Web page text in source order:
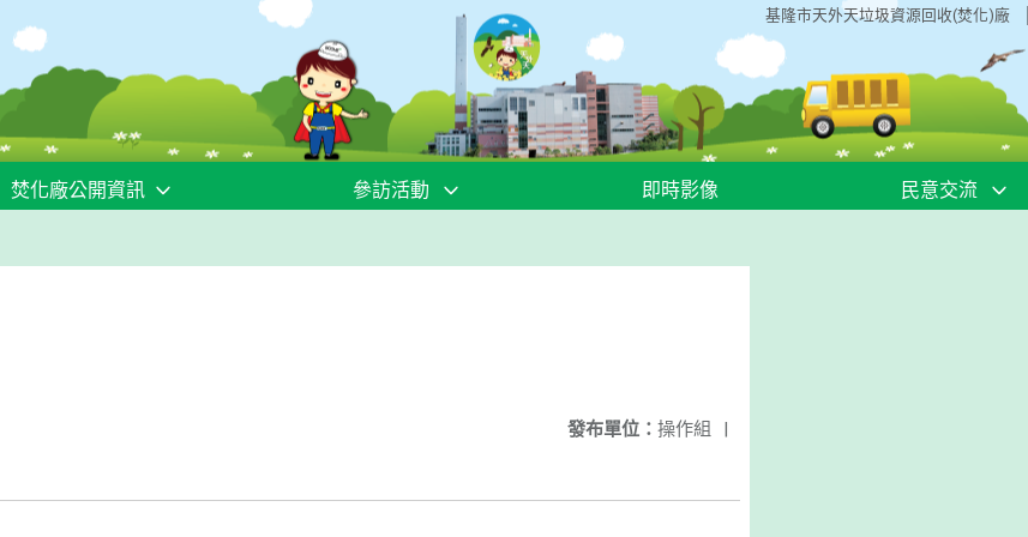
基隆市天外天垃圾資源回收(焚化)廠
焚化廠公開資訊 參訪活動 即時影像 民意交流
發布單位： 操作組 |